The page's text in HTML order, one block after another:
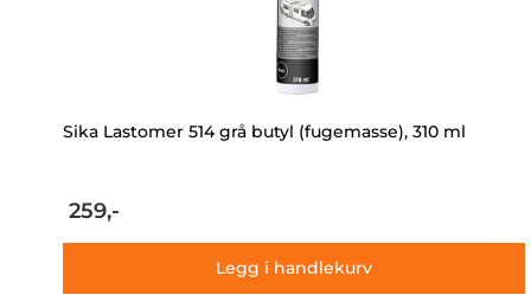
Sika Lastomer 514 grå butyl (fugemasse), 310 ml
259,-
Legg i handlekurv